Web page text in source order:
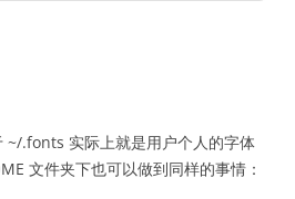
~/.fonts 实际上就是用户个人的字体
文件夹下也可以做到同样的事情：